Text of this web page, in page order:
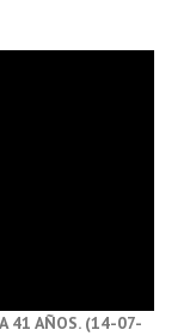
41 AÑOS. (14-07-